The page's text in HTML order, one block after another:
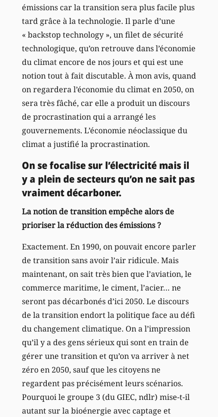
émissions car la transition sera plus facile plus
tard grâce à la technologie. Il parle d’une
« backstop technology », un filet de sécurité
technologique, qu’on retrouve dans l’économie
du climat encore de nos jours et qui est une
notion tout à fait discutable. À mon avis, quand
on regardera l’économie du climat en 2050, on
sera très fâché, car elle a produit un discours
de procrastination qui a arrangé les
gouvernements. L’économie néoclassique du
climat a justifié la procrastination.
On se focalise sur l’électricité mais il
y a plein de secteurs qu’on ne sait pas
vraiment décarboner.
La notion de transition empêche alors de
prioriser la réduction des émissions ?
Exactement. En 1990, on pouvait encore parler
de transition sans avoir l’air ridicule. Mais
maintenant, on sait très bien que l’aviation, le
commerce maritime, le ciment, l’acier… ne
seront pas décarbonés d’ici 2050. Le discours
de la transition endort la politique face au défi
du changement climatique. On a l’impression
qu’il y a des gens sérieux qui sont en train de
gérer une transition et qu’on va arriver à net
zéro en 2050, sauf que les citoyens ne
regardent pas précisément leurs scénarios.
Pourquoi le groupe 3 (du GIEC, ndlr) mise-t-il
autant sur la bioénergie avec captage et